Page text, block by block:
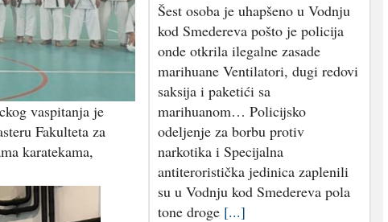
vaspitanja je
Fakulteta za
karatekama,
Šest osoba je uhapšeno u Vodnju
kod Smedereva pošto je policija
onde otkrila ilegalne zasade
marihuane Ventilatori, dugi redovi
saksija i paketići sa
marihuanom… Policijsko
odeljenje za borbu protiv
narkotika i Specijalna
antiteroristička jedinica zaplenili
su u Vodnju kod Smedereva pola
tone droge [...]